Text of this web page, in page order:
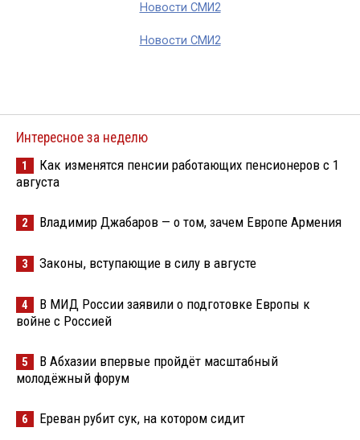
Новости СМИ2
Новости СМИ2
Интересное за неделю
1
Как изменятся пенсии работающих пенсионеров с 1
августа
2 Владимир Джабаров — о том, зачем Европе Армения
3 Законы, вступающие в силу в августе
4
В МИД России заявили о подготовке Европы к
войне с Россией
5
В Абхазии впервые пройдёт масштабный
молодёжный форум
6 Ереван рубит сук, на котором сидит